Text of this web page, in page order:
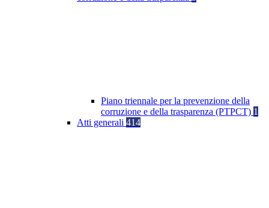
Piano triennale per la prevenzione della
corruzione e della trasparenza (PTPCT) 1
Atti generali 414